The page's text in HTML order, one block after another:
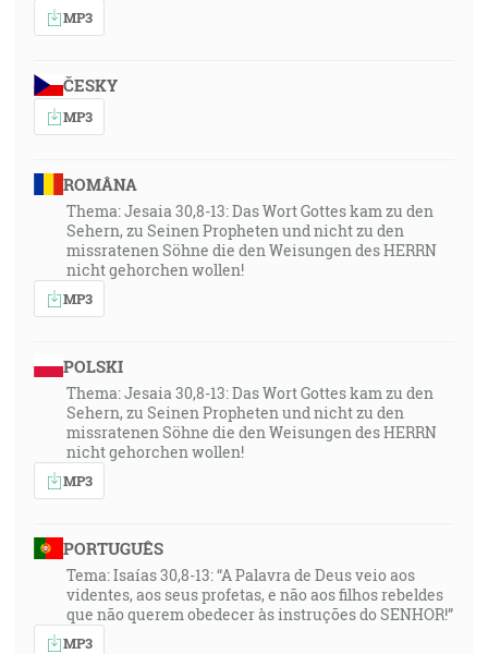
MP3
ČESKY
MP3
ROMÂNA
Thema: Jesaia 30,8-13: Das Wort Gottes kam zu den
Sehern, zu Seinen Propheten und nicht zu den
missratenen Söhne die den Weisungen des HERRN
nicht gehorchen wollen!
MP3
POLSKI
Thema: Jesaia 30,8-13: Das Wort Gottes kam zu den
Sehern, zu Seinen Propheten und nicht zu den
missratenen Söhne die den Weisungen des HERRN
nicht gehorchen wollen!
MP3
PORTUGUÊS
Tema: Isaías 30,8-13: “A Palavra de Deus veio aos
videntes, aos seus profetas, e não aos filhos rebeldes
que não querem obedecer às instruções do SENHOR!”
MP3